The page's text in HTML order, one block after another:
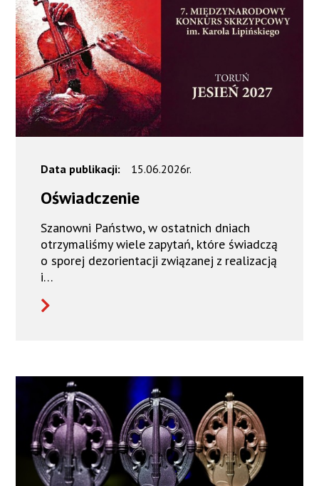
Data publikacji: 15.06.2026r.
Oświadczenie
Szanowni Państwo, w ostatnich dniach
otrzymaliśmy wiele zapytań, które świadczą
o sporej dezorientacji związanej z realizacją
i…